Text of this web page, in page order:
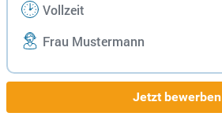
Vollzeit
Frau Mustermann
Jetzt bewerben